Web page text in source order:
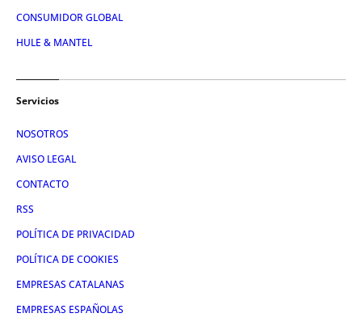
CONSUMIDOR GLOBAL
HULE & MANTEL
Servicios
NOSOTROS
AVISO LEGAL
CONTACTO
RSS
POLÍTICA DE PRIVACIDAD
POLÍTICA DE COOKIES
EMPRESAS CATALANAS
EMPRESAS ESPAÑOLAS